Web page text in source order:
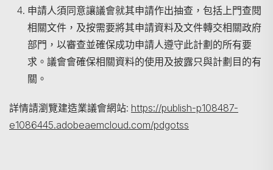
申請人須同意讓議會就其申請作出抽查，包括上門查閱
相關文件，及按需要將其申請資料及文件轉交相關政府
部門，以審查並確保成功申請人遵守此計劃的所有要
求。議會會確保相關資料的使用及披露只與計劃目的有
關。
詳情請瀏覽建造業議會網站: https://publish-p108487-
e1086445.adobeaemcloud.com/pdgotss